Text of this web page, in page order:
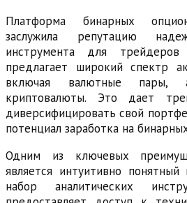
Платформа бинарных
заслужила репутацию
инструмента для
предлагает широкий спектр
включая валютные пары,
криптовалюты. Это дает
диверсифицировать свой
потенциал заработка на
Одним из ключевых
является интуитивно
набор аналитических